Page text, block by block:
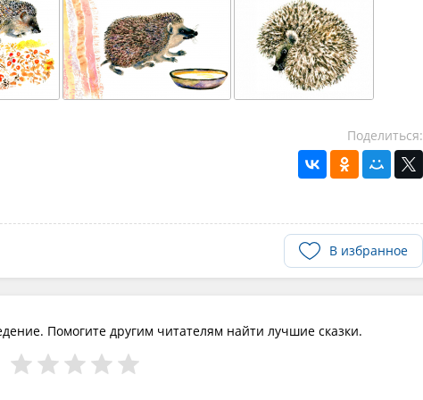
Поделиться:
В избранное
Помогите другим читателям найти лучшие сказки.